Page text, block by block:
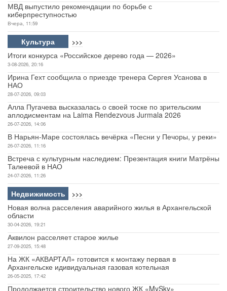
МВД выпустило рекомендации по борьбе с
киберпреступностью
Вчера, 11:59
Культура >>>
Итоги конкурса «Российское дерево года — 2026»
3-08-2026, 20:16
Ирина Гехт сообщила о приезде тренера Сергея Усанова в
НАО
28-07-2026, 09:03
Алла Пугачева высказалась о своей тоске по зрительским
аплодисментам на Laima Rendezvous Jurmala 2026
26-07-2026, 14:06
В Нарьян-Маре состоялась вечёрка «Песни у Печоры, у реки»
26-07-2026, 11:16
Встреча с культурным наследием: Презентация книги Матрёны
Талеевой в НАО
24-07-2026, 11:26
Недвижимость >>>
Новая волна расселения аварийного жилья в Архангельской
области
30-04-2026, 19:21
Аквилон расселяет старое жилье
27-09-2025, 15:48
На ЖК «АКВАРТАЛ» готовится к монтажу первая в
Архангельске идивидуальная газовая котельная
26-05-2025, 17:42
Продолжается строительство нового ЖК «MySky»